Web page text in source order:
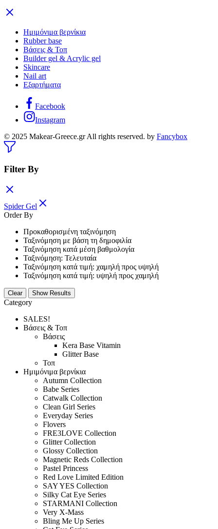
Ημιμόνιμα βερνίκια
Rubber base
Βάσεις & Τοπ
Builder gel & Acrylic gel
Skincare
Nail art
Εξαρτήματα
Facebook
Instagram
© 2025 Makear-Greece.gr All rights reserved. by Fancybox
Filter By
Spider Gel
Order By
Προκαθορισμένη ταξινόμηση
Ταξινόμηση με βάση τη δημοφιλία
Ταξινόμηση κατά μέση βαθμολογία
Ταξινόμηση: Τελευταία
Ταξινόμηση κατά τιμή: χαμηλή προς υψηλή
Ταξινόμηση κατά τιμή: υψηλή προς χαμηλή
Clear Show Results
Category
SALES!
Βάσεις & Τοπ
Βάσεις
Kera Base Vitamin
Glitter Base
Τοπ
Ημιμόνιμα βερνίκια
Autumn Collection
Babe Series
Catwalk Collection
Clean Girl Series
Everyday Series
Flovers
FRE3LOVE Collection
Glitter Collection
Glossy Collection
Magnetic Reds Collection
Pastel Princess
Red Love Limited Edition
SAY YES Collection
Silky Cat Eye Series
STARMANI Collection
Very X-Mass
Bling Me Up Series